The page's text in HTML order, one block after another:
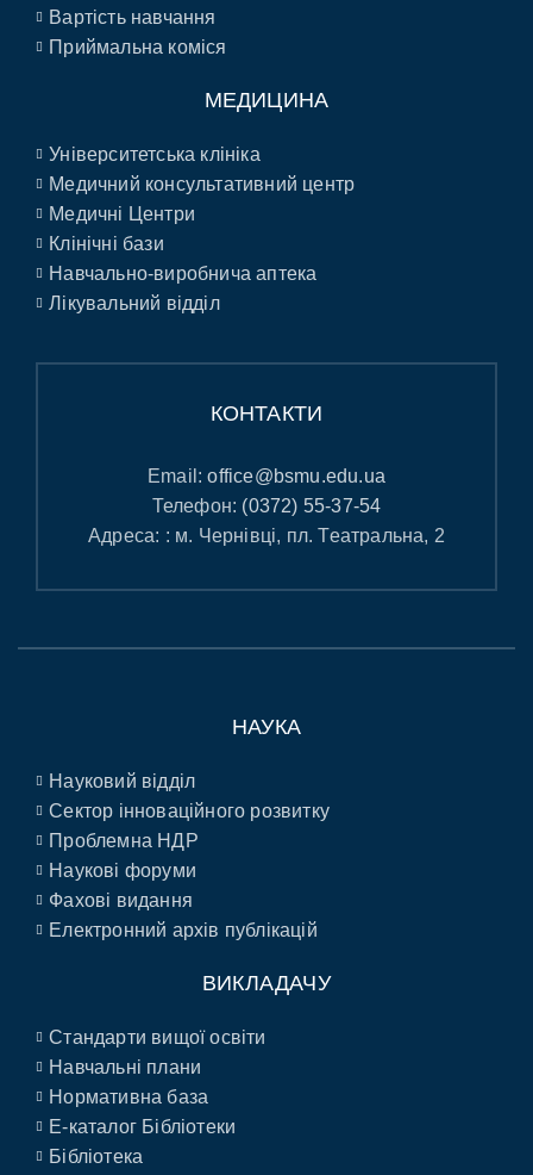
Вартість навчання
Приймальна коміся
МЕДИЦИНА
Університетська клініка
Медичний консультативний центр
Медичні Центри
Клінічні бази
Навчально-виробнича аптека
Лікувальний відділ
КОНТАКТИ
Email:office@bsmu.edu.ua
Телефон: (0372) 55-37-54
Адреса: : м. Чернівці, пл. Театральна, 2
НАУКА
Науковий відділ
Сектор інноваційного розвитку
Проблемна НДР
Наукові форуми
Фахові видання
Електронний архів публікацій
ВИКЛАДАЧУ
Стандарти вищої освіти
Навчальні плани
Нормативна база
E-каталог Бібліотеки
Бібліотека